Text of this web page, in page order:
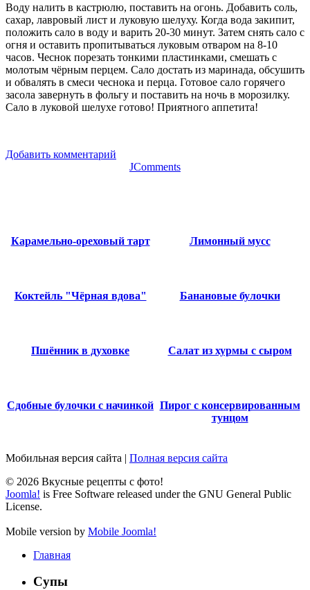
Воду налить в кастрюлю, поставить на огонь. Добавить соль,
сахар, лавровый лист и луковую шелуху. Когда вода закипит,
положить сало в воду и варить 20-30 минут. Затем снять сало с
огня и оставить пропитываться луковым отваром на 8-10
часов. Чеснок порезать тонкими пластинками, смешать с
молотым чёрным перцем. Сало достать из маринада, обсушить
и обвалять в смеси чеснока и перца. Готовое сало горячего
засола завернуть в фольгу и поставить на ночь в морозилку.
Сало в луковой шелухе готово! Приятного аппетита!
Добавить комментарий
JComments
Карамельно-ореховый тарт Лимонный мусс
Коктейль "Чёрная вдова" Банановые булочки
Пшённик в духовке Салат из хурмы с сыром
Сдобные булочки с начинкой Пирог с консервированным
тунцом
Мобильная версия сайта | Полная версия сайта
© 2026 Вкусные рецепты с фото!
Joomla! is Free Software released under the GNU General Public
License.
Mobile version by Mobile Joomla!
Главная
Супы